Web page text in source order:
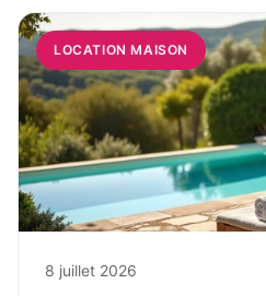
LOCATION MAISON
8 juillet 2026